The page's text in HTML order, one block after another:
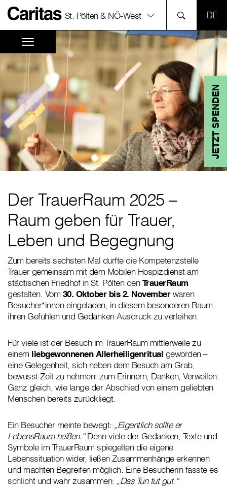
St. Pölten & NÖ-West
JETZT SPENDEN
Der TrauerRaum 2025 –
Raum geben für Trauer,
Leben und Begegnung
Zum bereits sechsten Mal durfte die Kompetenzstelle
Trauer gemeinsam mit dem Mobilen Hospizdienst am
städtischen Friedhof in St. Pölten denTrauerRaum
gestalten. Vom 30. Oktober bis 2. Novemberwaren
Besucher*innen eingeladen, in diesem besonderen Raum
ihren Gefühlen und Gedanken Ausdruck zu verleihen.
Für viele ist der Besuch im TrauerRaum mittlerweile zu
einem liebgewonnenen Allerheiligenritual geworden –
eine Gelegenheit, sich neben dem Besuch am Grab,
bewusst Zeit zu nehmen: zum Erinnern, Danken, Verweilen.
Ganz gleich, wie lange der Abschied von einem geliebten
Menschen bereits zurückliegt.
Ein Besucher meinte bewegt: „Eigentlich sollte er
LebensRaum heißen.“Denn viele der Gedanken, Texte und
Symbole im TrauerRaum spiegelten die eigene
Lebenssituation wider, ließen Zusammenhänge erkennen
und machten Begreifen möglich. Eine Besucherin fasste es
schlicht und wahr zusammen: „Das Tun tut gut.“